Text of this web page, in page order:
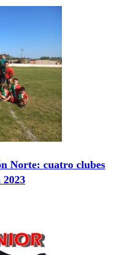
Norte: cuatro clubes